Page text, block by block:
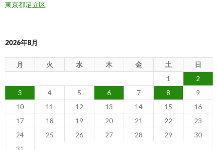
東京都足立区
2026年8月
月 火 水 木 金 土
日
1
2
3
4 5 6 7 8
9
10
11 12 13 14 15
16
17
18 19 20 21 22
23
24
25 26 27 28 29
30